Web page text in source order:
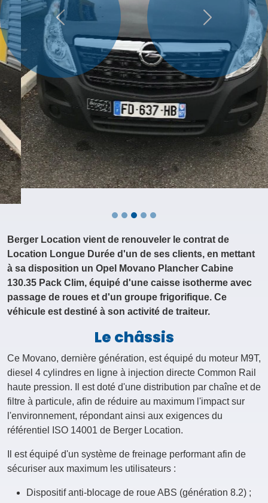
Précédent Suivant
Location Longue Durée d'un de ses clients, en mettant
à sa disposition un Opel Movano Plancher Cabine
130.35 Pack Clim, équipé d'une caisse isotherme avec
passage de roues et d'un groupe frigorifique. Ce
véhicule est destiné à son activité de traiteur.
Le châssis
Ce Movano, dernière génération, est équipé du moteur M9T,
diesel 4 cylindres en ligne à injection directe Common Rail
haute pression. Il est doté d'une distribution par chaîne et de
filtre à particule, afin de réduire au maximum l'impact sur
l'environnement, répondant ainsi aux exigences du
référentiel ISO 14001 de Berger Location.
Il est équipé d'un système de freinage performant afin de
sécuriser aux maximum les utilisateurs :
Aide au freinage d'urgence ;